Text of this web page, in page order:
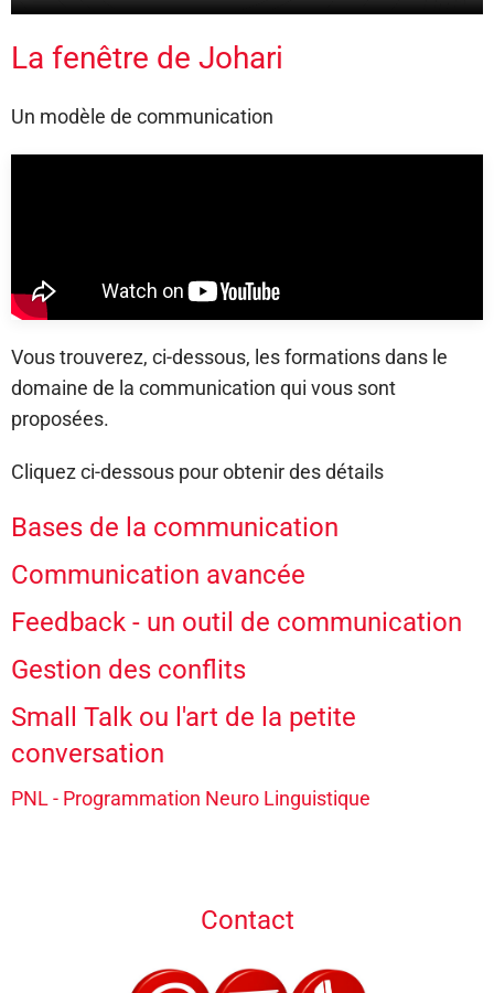
La fenêtre de Johari
Un modèle de communication
Vous trouverez, ci-dessous, les formations dans le
domaine de la communication qui vous sont
proposées.
Cliquez ci-dessous pour obtenir des détails
Bases de la communication
Communication avancée
Feedback - un outil de communication
Gestion des conflits
Small Talk ou l'art de la petite
conversation
PNL - Programmation Neuro Linguistique
Contact